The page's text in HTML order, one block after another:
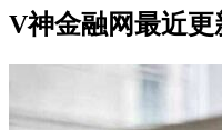
V神金融网最近更